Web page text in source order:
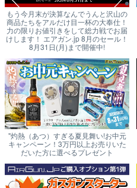
もう今月末が決算なんでうんと沢山の
商品たちをアルだけ目一杯の大奉仕！
力の限りお値引きをして総力戦でお届
けします！ エアガン.jp 8月のセール！
8月31日(月)まで開催中!
"灼熱（あつ）すぎる夏見舞い!お中元
キャンペーン！3万円以上お売りいた
だいた方に選べるプレゼント